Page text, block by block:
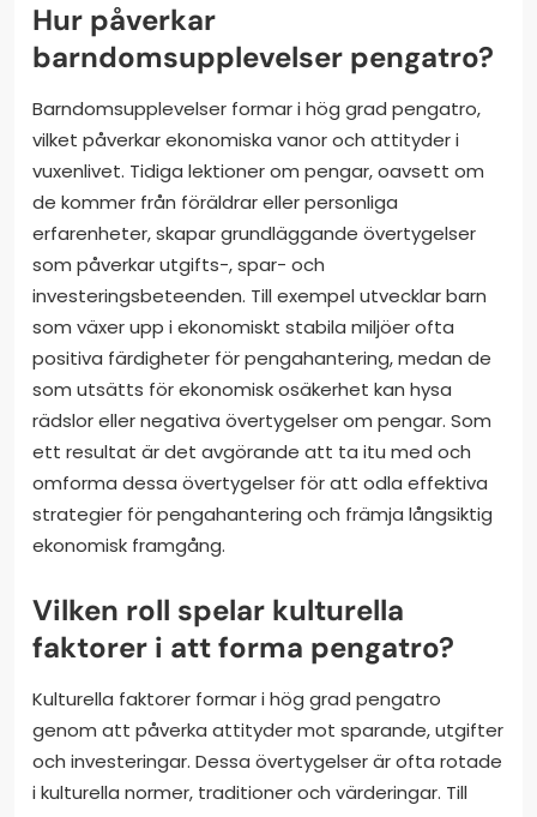
Hur påverkar
barndomsupplevelser pengatro?
Barndomsupplevelser formar i hög grad pengatro,
vilket påverkar ekonomiska vanor och attityder i
vuxenlivet. Tidiga lektioner om pengar, oavsett om
de kommer från föräldrar eller personliga
erfarenheter, skapar grundläggande övertygelser
som påverkar utgifts-, spar- och
investeringsbeteenden. Till exempel utvecklar barn
som växer upp i ekonomiskt stabila miljöer ofta
positiva färdigheter för pengahantering, medan de
som utsätts för ekonomisk osäkerhet kan hysa
rädslor eller negativa övertygelser om pengar. Som
ett resultat är det avgörande att ta itu med och
omforma dessa övertygelser för att odla effektiva
strategier för pengahantering och främja långsiktig
ekonomisk framgång.
Vilken roll spelar kulturella
faktorer i att forma pengatro?
Kulturella faktorer formar i hög grad pengatro
genom att påverka attityder mot sparande, utgifter
och investeringar. Dessa övertygelser är ofta rotade
i kulturella normer, traditioner och värderingar. Till